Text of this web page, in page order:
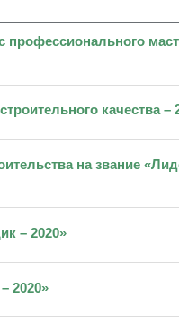
профессионального
качества –
на звание
– 2020»
2020»